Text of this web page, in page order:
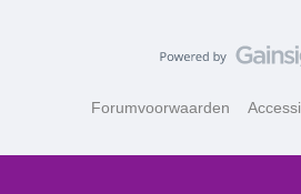
Forumvoorwaarden